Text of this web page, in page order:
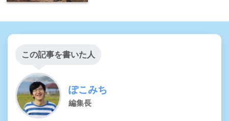
この記事を書いた人
ぽこみち
編集長